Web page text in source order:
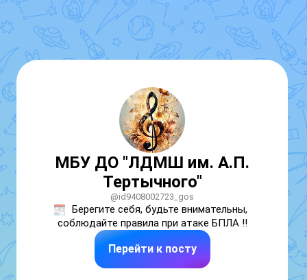
МБУ ДО "ЛДМШ им. А.П.
Тертычного"
@id9408002723_gos
Берегите себя, будьте внимательны,
соблюдайте правила при атаке БПЛА ‼️
Перейти к посту